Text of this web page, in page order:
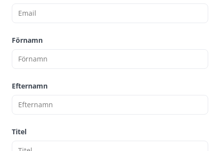
Förnamn
Efternamn
Titel